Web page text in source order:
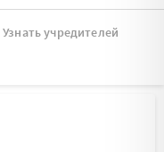
Узнать учредителей